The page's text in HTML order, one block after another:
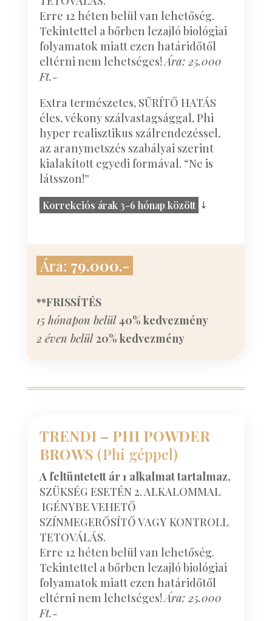
Erre 12 héten belül van lehetőség.
Tekintettel a bőrben lezajló biológiai
folyamatok miatt ezen határidőtől
eltérni nem lehetséges! Ára: 25.000
Ft.-
Extra természetes, SŰRÍTŐ HATÁS
éles, vékony szálvastagsággal, Phi
hyper realisztikus szálrendezéssel,
az aranymetszés szabályai szerint
kialakított egyedi formával. “Ne is
látsszon!”
Korrekciós árak 3-6 hónap között
Ára: 79.000.-
**FRISSÍTÉS
15 hónapon belül 40% kedvezmény
2 éven belül 20% kedvezmény
TRENDI – PHI POWDER
BROWS (Phi géppel)
A feltüntetett ár 1 alkalmat tartalmaz,
SZÜKSÉG ESETÉN 2. ALKALOMMAL
IGÉNYBE VEHETŐ
SZÍNMEGERŐSÍTŐ VAGY KONTROLL
TETOVÁLÁS.
Erre 12 héten belül van lehetőség.
Tekintettel a bőrben lezajló biológiai
folyamatok miatt ezen határidőtől
eltérni nem lehetséges! Ára: 25.000
Ft.-